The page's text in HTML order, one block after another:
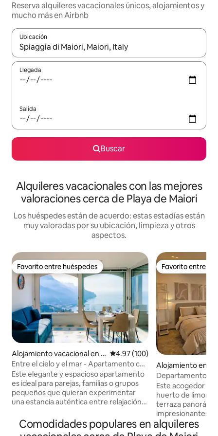
Reserva alquileres vacacionales únicos, alojamientos y
mucho más en Airbnb
Ubicación
Cuando los resultados estén disponibles, navega con las
Llegada
Salida
Buscar
Alquileres vacacionales con las mejores
valoraciones cerca de Playa de Maiori
Los huéspedes están de acuerdo: estas estadías están
muy valoradas por su ubicación, limpieza y otros
aspectos.
Favorito entre huéspedes
Favorito entre huéspedes
Alojamiento vacacional en R
avello
Calificación promedio: 4.97 de
4.97 (100)
Entre el cielo y el mar - Apartamento con
vistas al mar en Ravello
Este elegante y espacioso apartamento
es ideal para parejas, familias o grupos
pequeños que quieran experimentar
una estancia auténtica entre relajación,
que encontrarás: • 2 dormitorios
acogedores y amueblados con buen
Favorito entre
Favorito entre
Alojamiento en
Departamento
huerto de
Este acogedor
huerto de
terraza
impresionantes
Gracias a las
también puedes
Comodidades populares en alquileres